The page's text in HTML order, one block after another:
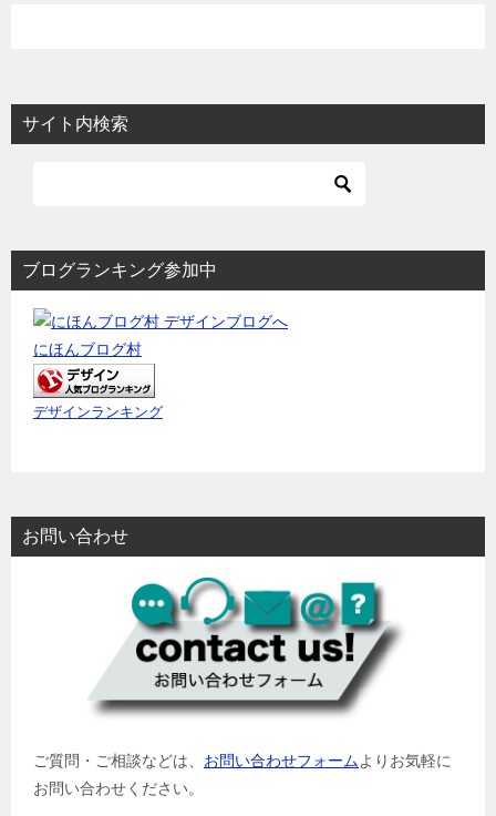
ー
サイト内検索
ブログランキング参加中
にほんブログ村
デザインランキング
お問い合わせ
ご質問・ご相談などは、 お問い合わせフォームよりお気軽に
お問い合わせください。